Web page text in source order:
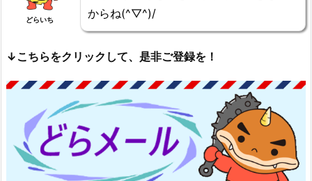
どらいち
からね(^▽^)/
↓こちらをクリックして、是非ご登録を！